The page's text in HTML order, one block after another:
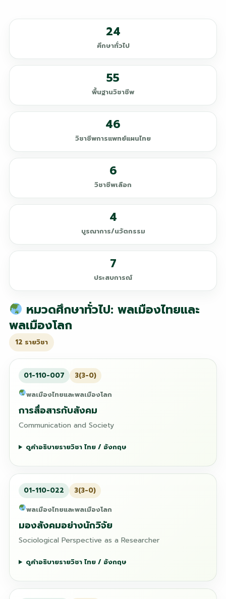
24
ศึกษาทั่วไป
55
พื้นฐานวิชาชีพ
46
วิชาชีพการแพทย์แผนไทย
6
วิชาชีพเลือก
4
บูรณาการ/นวัตกรรม
7
ประสบการณ์
หมวดศึกษาทั่วไป: พลเมืองไทยและ
พลเมืองโลก
12 รายวิชา
01-110-007
3(3-0)
พลเมืองไทยและพลเมืองโลก
การสื่อสารกับสังคม
Communication and Society
ดูคำอธิบายรายวิชา ไทย / อังกฤษ
01-110-022
3(3-0)
พลเมืองไทยและพลเมืองโลก
มองสังคมอย่างนักวิจัย
Sociological Perspective as a Researcher
ดูคำอธิบายรายวิชา ไทย / อังกฤษ